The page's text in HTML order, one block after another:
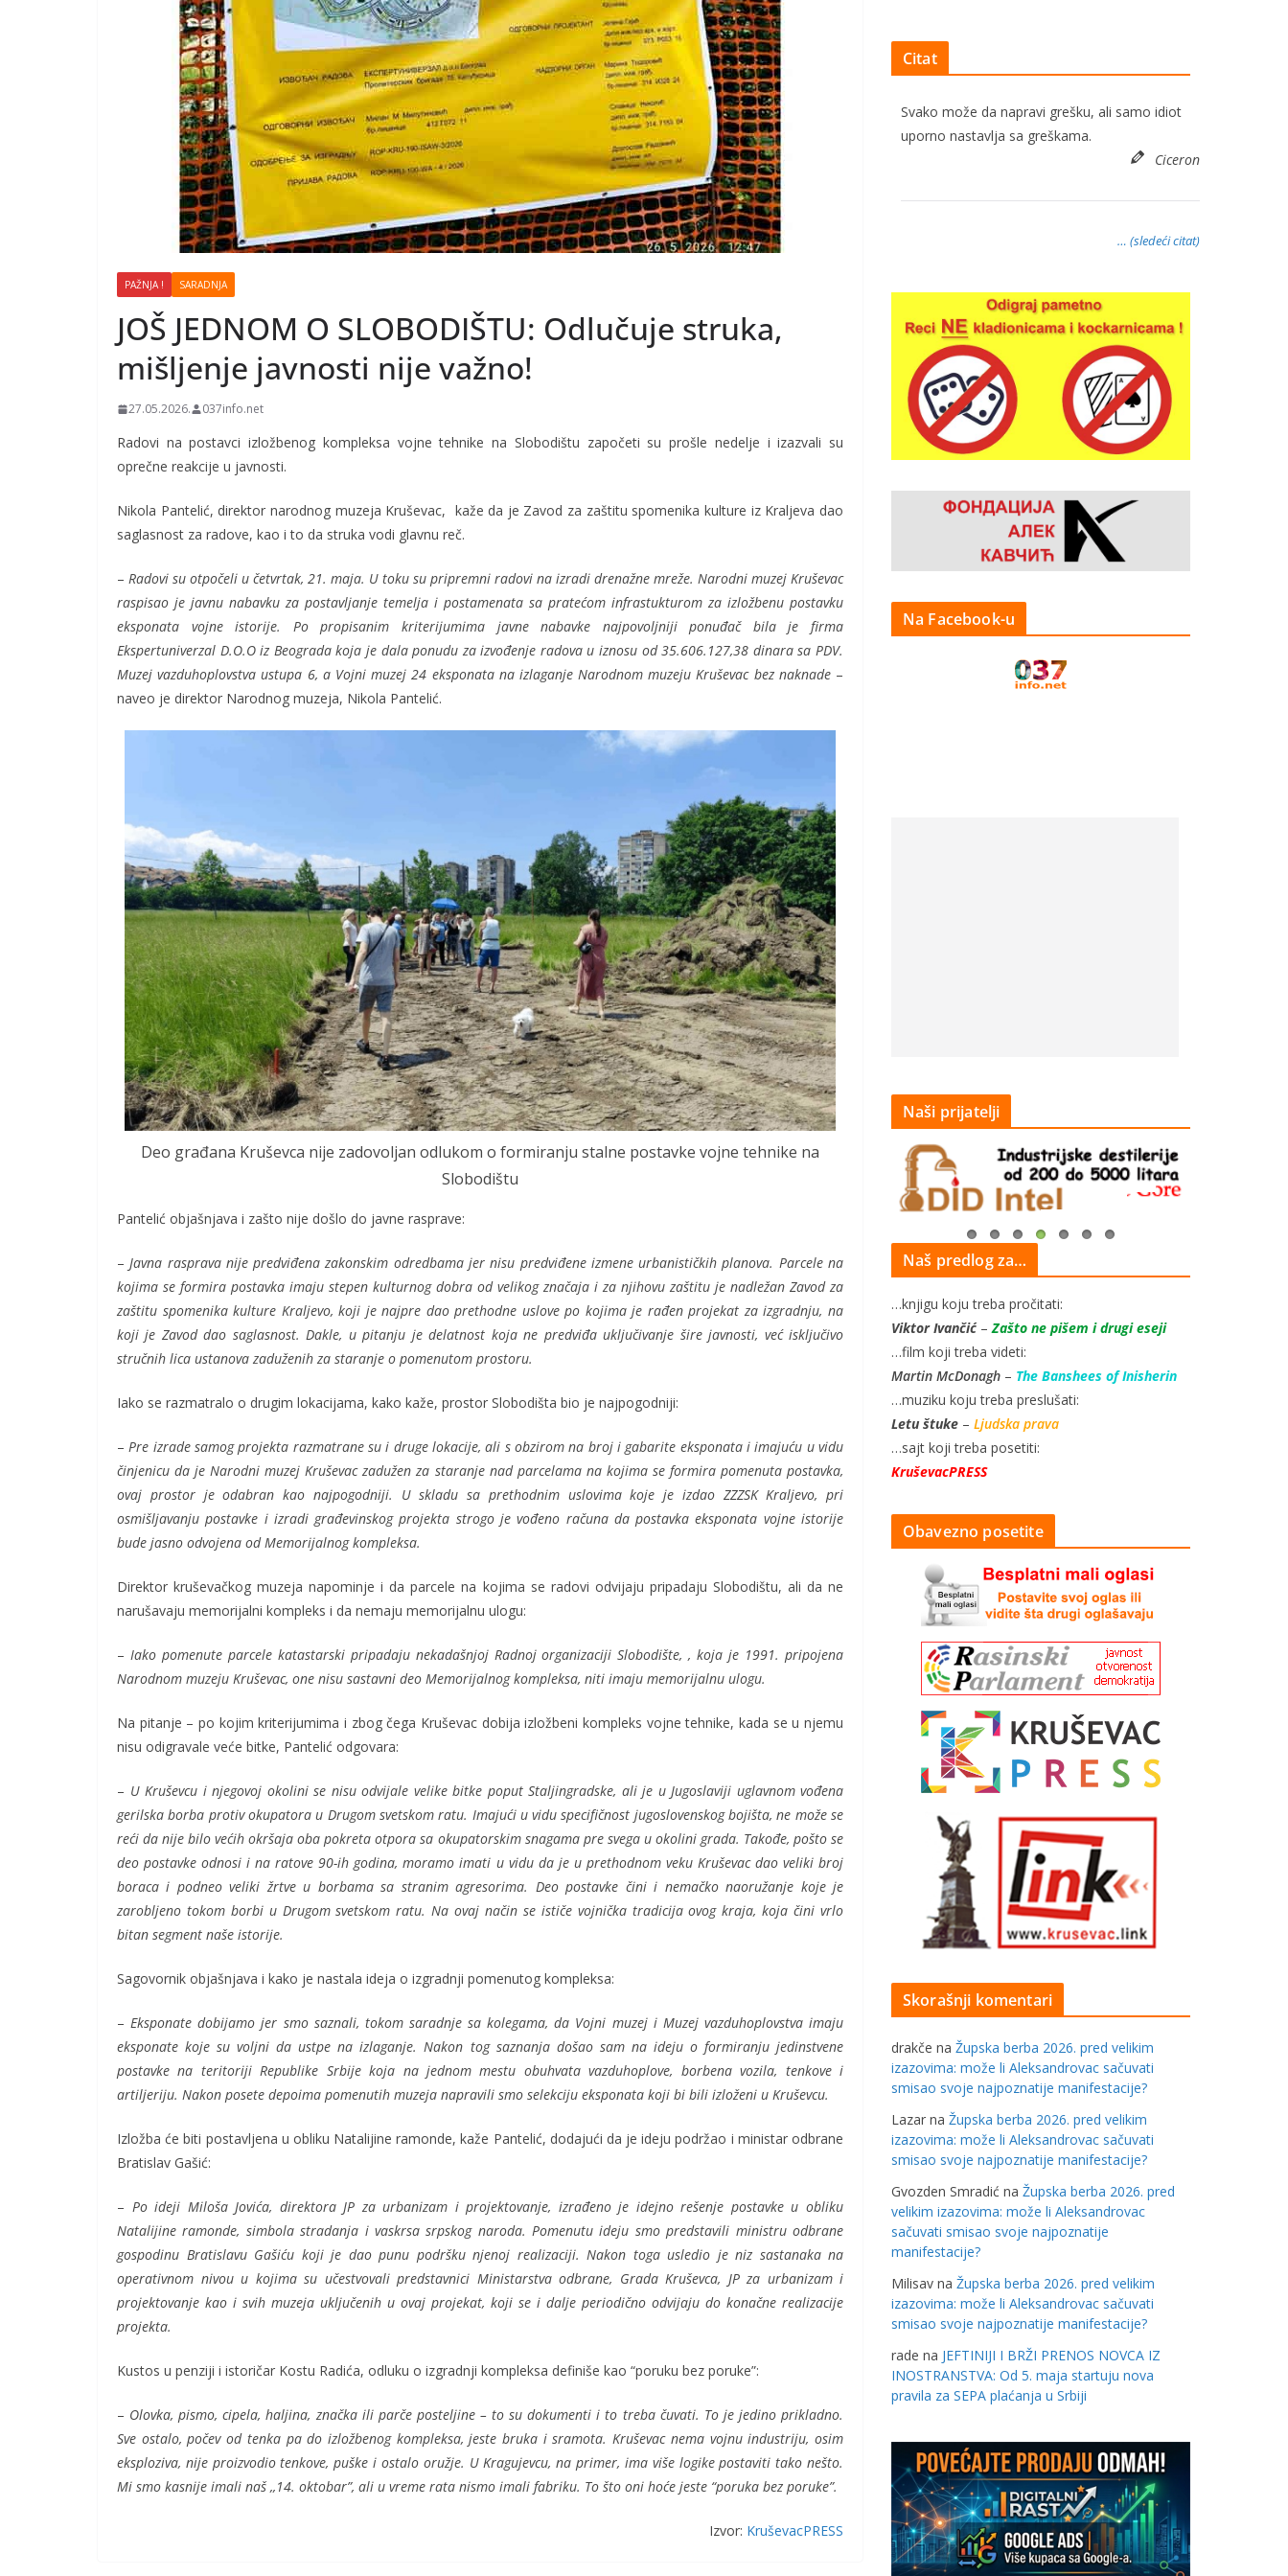
PAŽNJA ! SARADNJA
JOŠ JEDNOM O SLOBODIŠTU: Odlučuje struka,
mišljenje javnosti nije važno!
27.05.2026. 037info.net
Radovi na postavci izložbenog kompleksa vojne tehnike na Slobodištu započeti su prošle nedelje i izazvali su
oprečne reakcije u javnosti.
Nikola Pantelić, direktor narodnog muzeja Kruševac, kaže da je Zavod za zaštitu spomenika kulture iz Kraljeva dao
saglasnost za radove, kao i to da struka vodi glavnu reč.
– Radovi su otpočeli u četvrtak, 21. maja. U toku su pripremni radovi na izradi drenažne mreže. Narodni muzej Kruševac
raspisao je javnu nabavku za postavljanje temelja i postamenata sa pratećom infrastukturom za izložbenu postavku
eksponata vojne istorije. Po propisanim kriterijumima javne nabavke najpovoljniji ponuđač bila je firma
Ekspertuniverzal D.O.O iz Beograda koja je dala ponudu za izvođenje radova u iznosu od 35.606.127,38 dinara sa PDV.
Muzej vazduhoplovstva ustupa 6, a Vojni muzej 24 eksponata na izlaganje Narodnom muzeju Kruševac bez naknade–
naveo je direktor Narodnog muzeja, Nikola Pantelić.
Deo građana Kruševca nije zadovoljan odlukom o formiranju stalne postavke vojne tehnike na
Slobodištu
Pantelić objašnjava i zašto nije došlo do javne rasprave:
–Javna rasprava nije predviđena zakonskim odredbama jer nisu predviđene izmene urbanističkih planova. Parcele na
kojima se formira postavka imaju stepen kulturnog dobra od velikog značaja i za njihovu zaštitu je nadležan Zavod za
zaštitu spomenika kulture Kraljevo, koji je najpre dao prethodne uslove po kojima je rađen projekat za izgradnju, na
koji je Zavod dao saglasnost. Dakle, u pitanju je delatnost koja ne predviđa uključivanje šire javnosti, već isključivo
stručnih lica ustanova zaduženih za staranje o pomenutom prostoru.
Iako se razmatralo o drugim lokacijama, kako kaže, prostor Slobodišta bio je najpogodniji:
–Pre izrade samog projekta razmatrane su i druge lokacije, ali s obzirom na broj i gabarite eksponata i imajuću u vidu
činjenicu da je Narodni muzej Kruševac zadužen za staranje nad parcelama na kojima se formira pomenuta postavka,
ovaj prostor je odabran kao najpogodniji. U skladu sa prethodnim uslovima koje je izdao ZZZSK Kraljevo, pri
osmišljavanju postavke i izradi građevinskog projekta strogo je vođeno računa da postavka eksponata vojne istorije
bude jasno odvojena od Memorijalnog kompleksa.
Direktor kruševačkog muzeja napominje i da parcele na kojima se radovi odvijaju pripadaju Slobodištu, ali da ne
narušavaju memorijalni kompleks i da nemaju memorijalnu ulogu:
– Iako pomenute parcele katastarski pripadaju nekadašnjoj Radnoj organizaciji Slobodište, , koja je 1991. pripojena
Narodnom muzeju Kruševac, one nisu sastavni deo Memorijalnog kompleksa, niti imaju memorijalnu ulogu.
Na pitanje – po kojim kriterijumima i zbog čega Kruševac dobija izložbeni kompleks vojne tehnike, kada se u njemu
nisu odigravale veće bitke, Pantelić odgovara:
– U Kruševcu i njegovoj okolini se nisu odvijale velike bitke poput Staljingradske, ali je u Jugoslaviji uglavnom vođena
gerilska borba protiv okupatora u Drugom svetskom ratu. Imajući u vidu specifičnost jugoslovenskog bojišta, ne može se
reći da nije bilo većih okršaja oba pokreta otpora sa okupatorskim snagama pre svega u okolini grada. Takođe, pošto se
deo postavke odnosi i na ratove 90-ih godina, moramo imati u vidu da je u prethodnom veku Kruševac dao veliki broj
boraca i podneo veliki žrtve u borbama sa stranim agresorima. Deo postavke čini i nemačko naoružanje koje je
zarobljeno tokom borbi u Drugom svetskom ratu. Na ovaj način se ističe vojnička tradicija ovog kraja, koja čini vrlo
bitan segment naše istorije.
Sagovornik objašnjava i kako je nastala ideja o izgradnji pomenutog kompleksa:
–Eksponate dobijamo jer smo saznali, tokom saradnje sa kolegama, da Vojni muzej i Muzej vazduhoplovstva imaju
eksponate koje su voljni da ustpe na izlaganje. Nakon tog saznanja došao sam na ideju o formiranju jedinstvene
postavke na teritoriji Republike Srbije koja na jednom mestu obuhvata vazduhoplove, borbena vozila, tenkove i
artiljeriju. Nakon posete depoima pomenutih muzeja napravili smo selekciju eksponata koji bi bili izloženi u Kruševcu.
Izložba će biti postavljena u obliku Natalijine ramonde, kaže Pantelić, dodajući da je ideju podržao i ministar odbrane
Bratislav Gašić:
– Po ideji Miloša Jovića, direktora JP za urbanizam i projektovanje, izrađeno je idejno rešenje postavke u obliku
Natalijine ramonde, simbola stradanja i vaskrsa srpskog naroda. Pomenutu ideju smo predstavili ministru odbrane
gospodinu Bratislavu Gašiću koji je dao punu podršku njenoj realizaciji. Nakon toga usledio je niz sastanaka na
operativnom nivou u kojima su učestvovali predstavnici Ministarstva odbrane, Grada Kruševca, JP za urbanizam i
projektovanje kao i svih muzeja uključenih u ovaj projekat, koji se i dalje periodično odvijaju do konačne realizacije
projekta.
Kustos u penziji i istoričar Kostu Radića, odluku o izgradnji kompleksa definiše kao “poruku bez poruke”:
– Olovka, pismo, cipela, haljina, značka ili parče posteljine – to su dokumenti i to treba čuvati. To je jedino prikladno.
Sve ostalo, počev od tenka pa do izložbenog kompleksa, jeste bruka i sramota. Kruševac nema vojnu industriju, osim
eksploziva, nije proizvodio tenkove, puške i ostalo oružje. U Kragujevcu, na primer, ima više logike postaviti tako nešto.
Mi smo kasnije imali naš ,,14. oktobar”, ali u vreme rata nismo imali fabriku. To što oni hoće jeste “poruka bez poruke”.
Izvor: KruševacPRESS
Citat
Svako može da napravi grešku, ali samo idiot
uporno nastavlja sa greškama.
Ciceron
… (sledeći citat)
Na Facebook-u
Naši prijatelji
Naš predlog za…
…knjigu koju treba pročitati:
Viktor Ivančić–Zašto ne pišem i drugi eseji
…film koji treba videti:
Martin McDonagh – The Banshees of Inisherin
…muziku koju treba preslušati:
Letu štuke – Ljudska prava
…sajt koji treba posetiti:
KruševacPRESS
Obavezno posetite
Skorašnji komentari
drakče na Župska berba 2026. pred velikim
izazovima: može li Aleksandrovac sačuvati
smisao svoje najpoznatije manifestacije?
Lazar na Župska berba 2026. pred velikim
izazovima: može li Aleksandrovac sačuvati
smisao svoje najpoznatije manifestacije?
Gvozden Smradić na Župska berba 2026. pred
velikim izazovima: može li Aleksandrovac
sačuvati smisao svoje najpoznatije
manifestacije?
Milisav na Župska berba 2026. pred velikim
izazovima: može li Aleksandrovac sačuvati
smisao svoje najpoznatije manifestacije?
rade na JEFTINIJI I BRŽI PRENOS NOVCA IZ
INOSTRANSTVA: Od 5. maja startuju nova
pravila za SEPA plaćanja u Srbiji